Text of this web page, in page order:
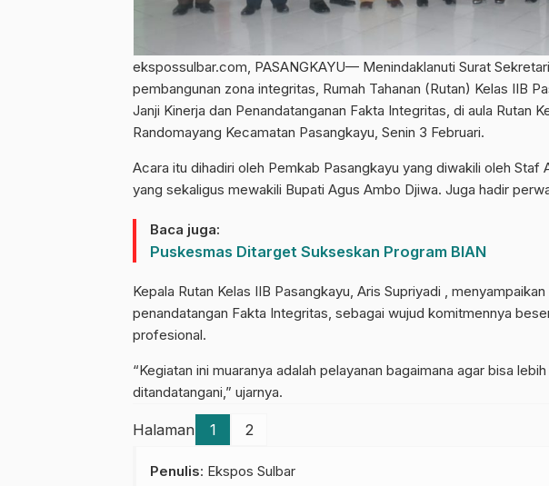
ekspossulbar.com, PASANGKAYU— Menindaklanuti Surat
pembangunan zona integritas, Rumah Tahanan (Rutan) Kelas IIB
Janji Kinerja dan Penandatanganan Fakta Integritas, di aula Rutan
Randomayang Kecamatan Pasangkayu, Senin 3 Februari.
Acara itu dihadiri oleh Pemkab Pasangkayu yang diwakili oleh Staf
yang sekaligus mewakili Bupati Agus Ambo Djiwa. Juga hadir
Baca juga:
Puskesmas Ditarget Sukseskan Program BIAN
Kepala Rutan Kelas IIB Pasangkayu, Aris Supriyadi ,
penandatangan Fakta Integritas, sebagai wujud komitmennya
profesional.
“Kegiatan ini muaranya adalah pelayanan bagaimana agar bisa
ditandatangani,” ujarnya.
Halaman 1 2
Penulis: Ekspos Sulbar